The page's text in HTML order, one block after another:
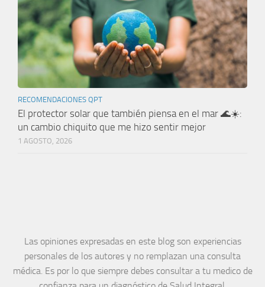
RECOMENDACIONES QPT
El protector solar que también piensa en el mar 🌊☀️:
un cambio chiquito que me hizo sentir mejor
1 AGOSTO, 2026
Las opiniones expresadas en este blog son experiencias
personales de los autores y no remplazan una consulta
médica. Es por lo que siempre debes consultar a tu medico de